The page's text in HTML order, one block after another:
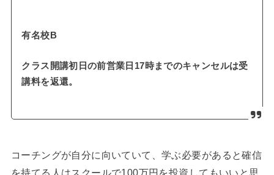
有名校B
クラス開講初日の前営業日17時までのキャンセルは受
講料を返還。
コーチングが自分に向いていて、学ぶ必要があると確信
を持てる人はスクールで100万円を投資してもいいと思